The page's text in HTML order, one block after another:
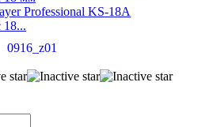
Professional KS-18A
18...
0916_z01